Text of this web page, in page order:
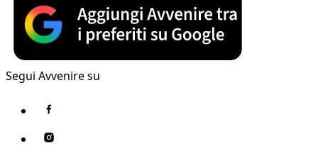
Segui Avvenire su